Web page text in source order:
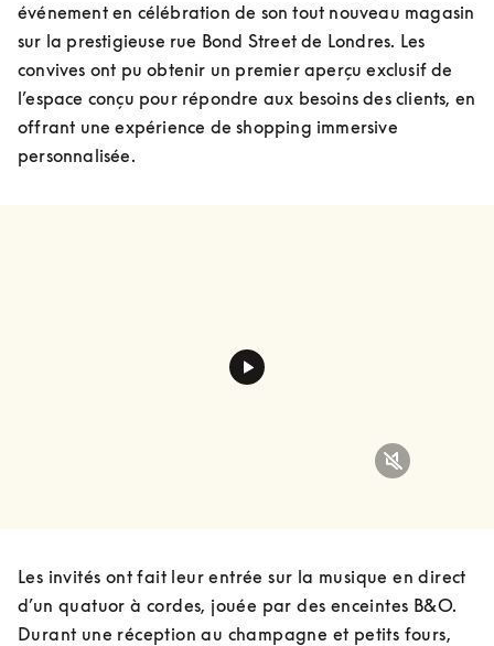
événement en célébration de son tout nouveau magasin
sur la prestigieuse rue Bond Street de Londres. Les
convives ont pu obtenir un premier aperçu exclusif de
l’espace conçu pour répondre aux besoins des clients, en
offrant une expérience de shopping immersive
personnalisée.
Les invités ont fait leur entrée sur la musique en direct
d’un quatuor à cordes, jouée par des enceintes B&O.
Durant une réception au champagne et petits fours,